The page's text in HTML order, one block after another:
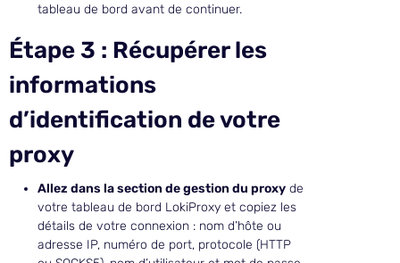
tableau de bord avant de continuer.
Étape 3 : Récupérer les
informations
d’identification de votre
proxy
Allez dans la section de gestion du proxy de
votre tableau de bord LokiProxy et copiez les
détails de votre connexion : nom d’hôte ou
adresse IP, numéro de port, protocole (HTTP